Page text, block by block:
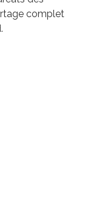
complet